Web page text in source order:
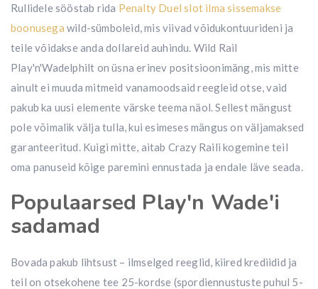
Rullidele sööstab rida Penalty Duel slot ilma sissemakse
boonusega wild-sümboleid, mis viivad võidukontuurideni ja
teile võidakse anda dollareid auhindu. Wild Rail
Play'n'Wadelphilt on üsna erinev positsioonimäng, mis mitte
ainult ei muuda mitmeid vanamoodsaid reegleid otse, vaid
pakub ka uusi elemente värske teema näol. Sellest mängust
pole võimalik välja tulla, kui esimeses mängus on väljamaksed
garanteeritud. Kuigi mitte, aitab Crazy Raili kogemine teil
oma panuseid kõige paremini ennustada ja endale läve seada.
Populaarsed Play'n Wade'i
sadamad
Bovada pakub lihtsust – ilmselged reeglid, kiired krediidid ja
teil on otsekohene tee 25-kordse (spordiennustuste puhul 5-